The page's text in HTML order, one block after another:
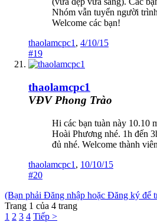
Nhóm vẫn tuyển người
Welcome các bạn!
thaolamcpc1 , 4/10/15
#19
thaolamcpc1
VĐV Phong Trào
Hi các bạn tuàn này 10.10
Hoài Phương nhé. 1h đến
đủ nhé. Welcome thành
thaolamcpc1 , 10/10/15
#20
(Bạn phải Đăng nhập hoặc Đăng ký để
Trang 1 của 4 trang
1 2 3 4 Tiếp >